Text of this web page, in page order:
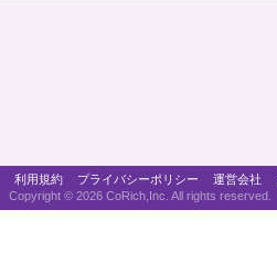
利用規約 プライバシーポリシー 運営会社
Copyright © 2026 CoRich,Inc. All rights reserved.